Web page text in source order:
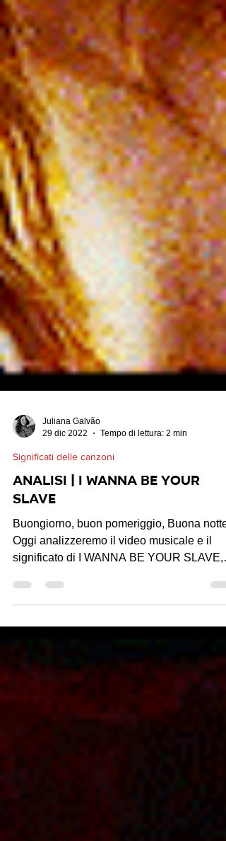
29 dic 2022
Tempo di lettura: 2 min
Significati delle canzoni
ANALISI | I Wanna Be Your
Slave
Buongiorno, buon pomeriggio, Buona notte!
Oggi analizzeremo il video musicale e il